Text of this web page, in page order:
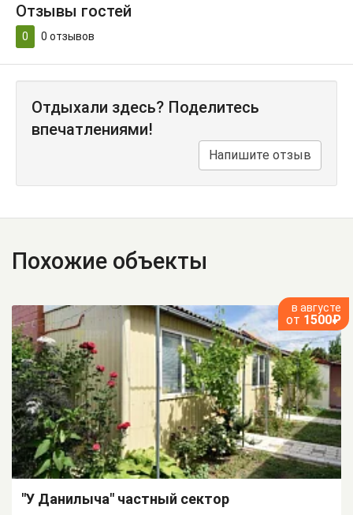
Отзывы гостей
0 0 отзывов
Отдыхали здесь? Поделитесь
впечатлениями!
Напишите отзыв
Похожие объекты
в августе
от 1500₽
"У Данилыча" частный сектор